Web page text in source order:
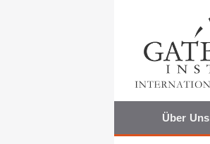
Über Uns